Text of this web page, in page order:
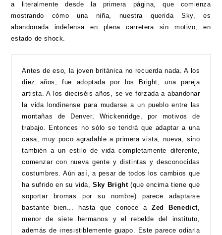
a literalmente desde la primera página, que comienza
mostrando cómo una niña, nuestra querida Sky, es
abandonada indefensa en plena carretera sin motivo, en
estado de shock.
Antes de eso, la joven británica no recuerda nada. A los
diez años, fue adoptada por los Bright, una pareja
artista. A los dieciséis años, se ve forzada a abandonar
la vida londinense para mudarse a un pueblo entre las
montañas de Denver, Wrickenridge, por motivos de
trabajo. Entonces no sólo se tendrá que adaptar a una
casa, muy poco agradable a primera vista, nueva, sino
también a un estilo de vida completamente diferente,
comenzar con nueva gente y distintas y desconocidas
costumbres. Aún así, a pesar de todos los cambios que
ha sufrido en su vida,Sky Bright(que encima tiene que
soportar bromas por su nombre) parece adaptarse
bastante bien... hasta que conoce aZed Benedict,
menor de siete hermanos y el rebelde del instituto,
además de irresistiblemente guapo. Este parece odiarla